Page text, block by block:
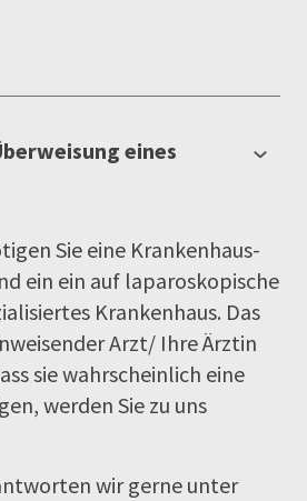
eines
Sie eine Krankenhaus-
ein ein auf laparoskopische
Krankenhaus. Das
Arzt/ Ihre Ärztin
sie wahrscheinlich eine
werden Sie zu uns
wir gerne unter